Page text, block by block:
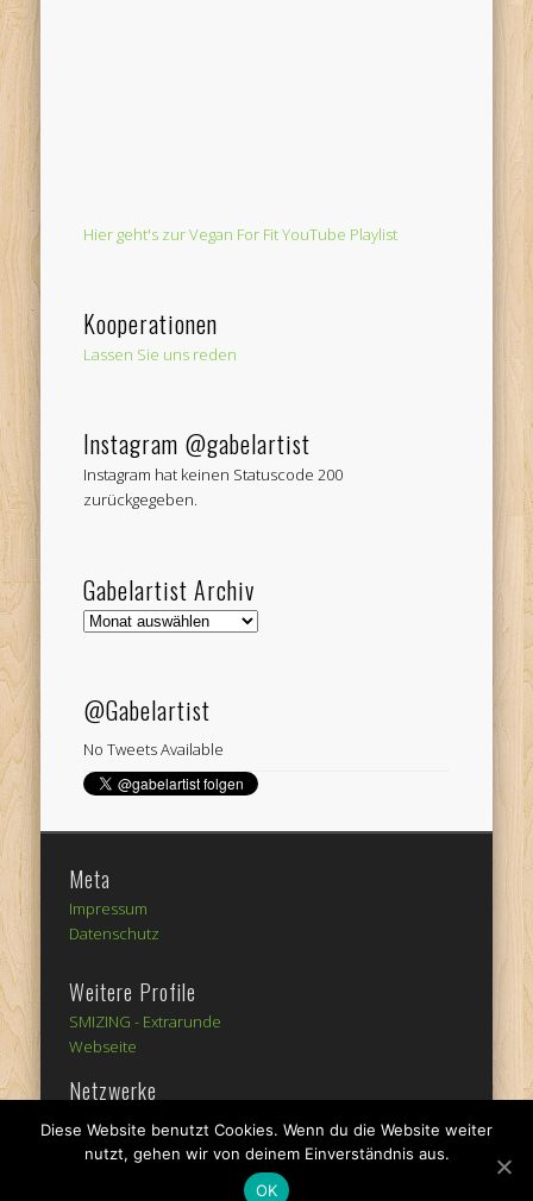
Hier geht's zur Vegan For Fit YouTube Playlist
Kooperationen
Lassen Sie uns reden
Instagram @gabelartist
Instagram hat keinen Statuscode 200
zurückgegeben.
Gabelartist Archiv
Gabelartist
@Gabelartist
No Tweets Available
Meta
Impressum
Datenschutz
Weitere Profile
SMIZING - Extrarunde
Webseite
Netzwerke
Diese Website benutzt Cookies. Wenn du die Website weiter
nutzt, gehen wir von deinem Einverständnis aus.
OK